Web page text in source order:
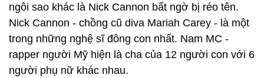
ngôi sao khác là Nick Cannon bất ngờ bị réo tên.
Nick Cannon - chồng cũ diva Mariah Carey - là một
trong những nghệ sĩ đông con nhất. Nam MC -
rapper người Mỹ hiện là cha của 12 người con với 6
người phụ nữ khác nhau.